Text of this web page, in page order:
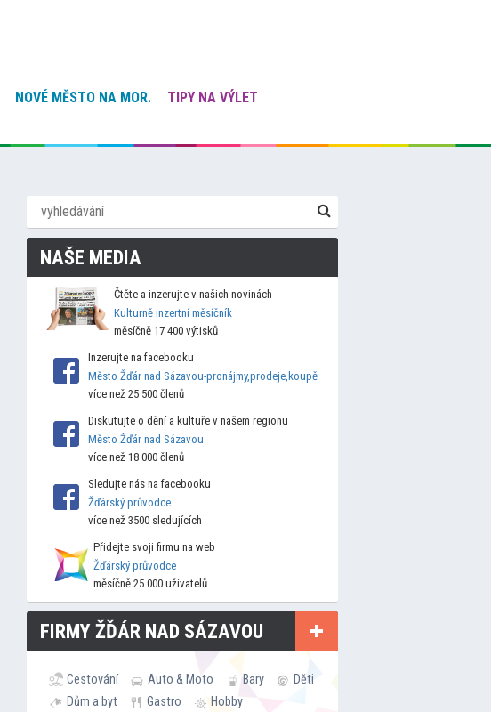
NOVÉ MĚSTO NA MOR.
TIPY NA VÝLET
NAŠE MEDIA
Čtěte a inzerujte v našich novinách
Kulturně inzertní měsíčník
měsíčně 17 400 výtisků
Inzerujte na facebooku
Město Žďár nad Sázavou-pronájmy,prodeje,koupě
více než 25 500 členů
Diskutujte o dění a kultuře v našem regionu
Město Žďár nad Sázavou
více než 18 000 členů
Sledujte nás na facebooku
Žďárský průvodce
více než 3500 sledujících
Přidejte svoji firmu na web
Žďárský průvodce
měsíčně 25 000 uživatelů
FIRMY ŽĎÁR NAD SÁZAVOU
Cestování Auto & Moto Bary
Děti
Dům a byt
Gastro
Hobby